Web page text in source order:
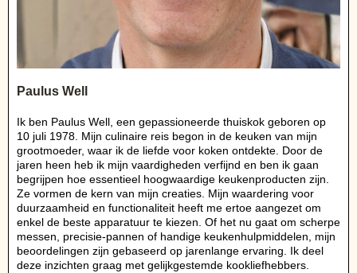
Paulus Well
Ik ben Paulus Well, een gepassioneerde thuiskok geboren op
10 juli 1978. Mijn culinaire reis begon in de keuken van mijn
grootmoeder, waar ik de liefde voor koken ontdekte. Door de
jaren heen heb ik mijn vaardigheden verfijnd en ben ik gaan
begrijpen hoe essentieel hoogwaardige keukenproducten zijn.
Ze vormen de kern van mijn creaties. Mijn waardering voor
duurzaamheid en functionaliteit heeft me ertoe aangezet om
enkel de beste apparatuur te kiezen. Of het nu gaat om scherpe
messen, precisie-pannen of handige keukenhulpmiddelen, mijn
beoordelingen zijn gebaseerd op jarenlange ervaring. Ik deel
deze inzichten graag met gelijkgestemde kookliefhebbers.